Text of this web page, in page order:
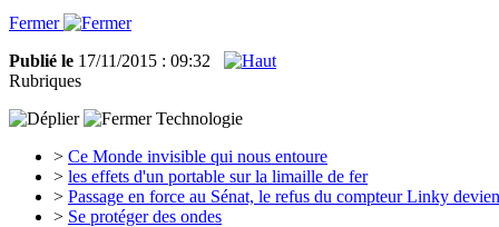
Fermer
Publié le 17/11/2015 : 09:32
Rubriques
Technologie
> Ce Monde invisible qui nous entoure
> les effets d'un portable sur la limaille de fer
> Passage en force au Sénat, le refus du compteur Linky
> Se protéger des ondes